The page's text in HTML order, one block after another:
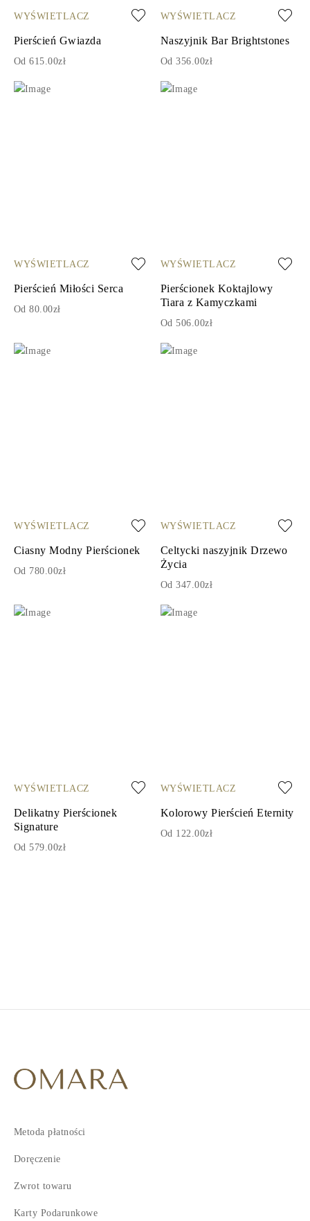
WYŚWIETLACZ
Pierścień Gwiazda
Od 615.00zł
WYŚWIETLACZ
Naszyjnik Bar Brightstones
Od 356.00zł
WYŚWIETLACZ
Pierścień Miłości Serca
Od 80.00zł
WYŚWIETLACZ
Pierścionek Koktajlowy
Tiara z Kamyczkami
Od 506.00zł
WYŚWIETLACZ
Ciasny Modny Pierścionek
Od 780.00zł
WYŚWIETLACZ
Celtycki naszyjnik Drzewo
Życia
Od 347.00zł
WYŚWIETLACZ
Delikatny Pierścionek
Signature
Od 579.00zł
WYŚWIETLACZ
Kolorowy Pierścień Eternity
Od 122.00zł
Metoda płatności
Doręczenie
Zwrot towaru
Karty Podarunkowe